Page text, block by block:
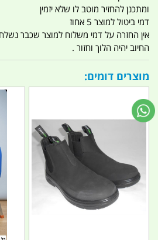
ומתכנן להחזיר מוטב לו שלא יזמין
דמי ביטול למוצר 5 אחוז
אין החזרה על דמי משלוח למוצר שכבר
החיוב יהיה הלוך וחזור .
מוצרים דומים: